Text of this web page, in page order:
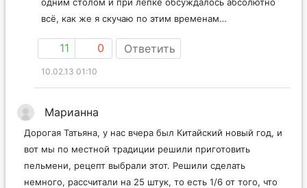
всё, как же я скучаю по этим временам…
11 0 Ответить
10.02.13 01:10
Марианна
Дорогая Татьяна, у нас вчера был Китайский новый год, и
вот мы по местной традиции решили приготовить
пельмени, рецепт выбрали этот. Решили сделать
немного, рассчитали на 25 штук, то есть 1/6 от того, что